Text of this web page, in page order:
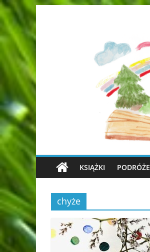
KSIĄŻKI PODRÓŻE
chyże